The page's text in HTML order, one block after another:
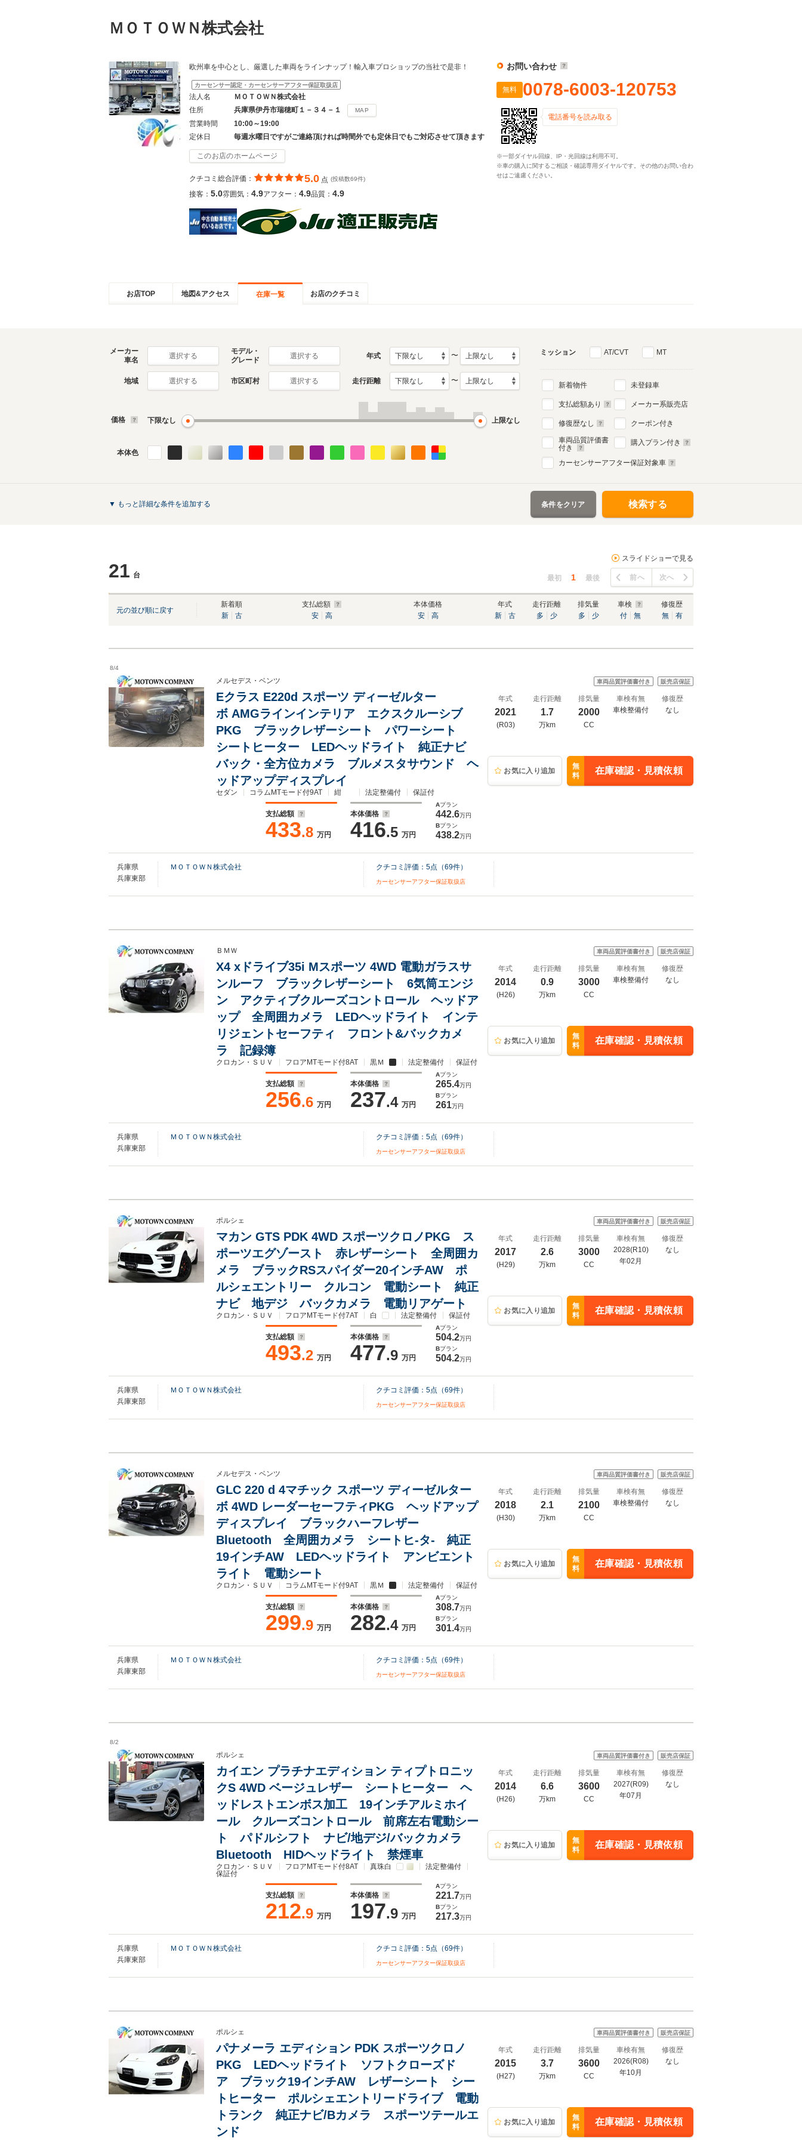
ＭＯＴＯＷＮ株式会社
欧州車を中心とし、厳選した車両をラインナップ！輸入車プロショップの当社で是非！
カーセンサー認定・カーセンサーアフター保証取扱店
法人名
ＭＯＴＯＷＮ株式会社
住所
兵庫県伊丹市瑞穂町１－３４－１ MAP
営業時間
10:00～19:00
定休日
毎週水曜日ですがご連絡頂ければ時間外でも定休日でもご対応させて頂きます
このお店のホームページ
クチコミ総合評価： 5.0 点 (投稿数69件)
接客： 5.0雰囲気： 4.9アフター： 4.9品質： 4.9
お問い合わせ
無料 0078-6003-120753
電話番号を読み取る
※一部ダイヤル回線、IP・光回線は利用不可。
※車の購入に関するご相談・確認専用ダイヤルです。その他のお問い合わ
せはご遠慮ください。
お店TOP 地図&アクセス 在庫一覧 お店のクチコミ
メーカー
車名
選択する
モデル・
グレード
選択する 年式 〜
地域 選択する 市区町村 選択する 走行距離 〜
価格 下限なし 上限なし
本体色
ミッション AT/CVT MT
新着物件
支払総額あり
修復歴なし
車両品質評価書
付き
未登録車
メーカー系販売店
クーポン付き
購入プラン付き
カーセンサーアフター保証対象車
▼ もっと詳細な条件を追加する 条件をクリア 検索する
21 台
スライドショーで見る
最初 1 最後 前へ 次へ
元の並び順に戻す
新着順
新
古
支払総額
安
高
本体価格
安
高
年式
新
古
走行距離
多
少
排気量
多
少
車検
付
無
修復歴
無
有
8/4
メルセデス・ベンツ
Eクラス E220d スポーツ ディーゼルター
ボ AMGラインインテリア エクスクルーシブ
PKG ブラックレザーシート パワーシート
シートヒーター LEDヘッドライト 純正ナビ
バック・全方位カメラ ブルメスタサウンド ヘ
ッドアップディスプレイ
セダン コラムMTモード付9AT 紺 法定整備付 保証付
支払総額
433.8 万円
本体価格
416.5 万円
Aプラン
442.6万円
Bプラン
438.2万円
車両品質評価書付き 販売店保証
年式
2021
(R03)
走行距離
1.7
万km
排気量
2000
CC
車検有無
車検整備付
修復歴
なし
お気に入り追加
無
料
在庫確認・見積依頼
兵庫県
兵庫東部
ＭＯＴＯＷＮ株式会社 クチコミ評価： 5点（69件）
カーセンサーアフター保証取扱店
ＢＭＷ
X4 xドライブ35i Mスポーツ 4WD 電動ガラスサ
ンルーフ ブラックレザーシート 6気筒エンジ
ン アクティブクルーズコントロール ヘッドア
ップ 全周囲カメラ LEDヘッドライト インテ
リジェントセーフティ フロント&バックカメ
ラ 記録簿
クロカン・ＳＵＶ フロアMTモード付8AT 黒Ｍ 法定整備付 保証付
支払総額
256.6 万円
本体価格
237.4 万円
Aプラン
265.4万円
Bプラン
261万円
車両品質評価書付き 販売店保証
年式
2014
(H26)
走行距離
0.9
万km
排気量
3000
CC
車検有無
車検整備付
修復歴
なし
お気に入り追加
無
料
在庫確認・見積依頼
兵庫県
兵庫東部
ＭＯＴＯＷＮ株式会社 クチコミ評価： 5点（69件）
カーセンサーアフター保証取扱店
ポルシェ
マカン GTS PDK 4WD スポーツクロノPKG ス
ポーツエグゾースト 赤レザーシート 全周囲カ
メラ ブラックRSスパイダー20インチAW ポ
ルシェエントリー クルコン 電動シート 純正
ナビ 地デジ バックカメラ 電動リアゲート
クロカン・ＳＵＶ フロアMTモード付7AT 白 法定整備付 保証付
支払総額
493.2 万円
本体価格
477.9 万円
Aプラン
504.2万円
Bプラン
504.2万円
車両品質評価書付き 販売店保証
年式
2017
(H29)
走行距離
2.6
万km
排気量
3000
CC
車検有無
2028(R10)
年02月
修復歴
なし
お気に入り追加
無
料
在庫確認・見積依頼
兵庫県
兵庫東部
ＭＯＴＯＷＮ株式会社 クチコミ評価： 5点（69件）
カーセンサーアフター保証取扱店
メルセデス・ベンツ
GLC 220 d 4マチック スポーツ ディーゼルター
ボ 4WD レーダーセーフティPKG ヘッドアップ
ディスプレイ ブラックハーフレザー
Bluetooth 全周囲カメラ シートヒ-タ- 純正
19インチAW LEDヘッドライト アンビエント
ライト 電動シート
クロカン・ＳＵＶ コラムMTモード付9AT 黒Ｍ 法定整備付 保証付
支払総額
299.9 万円
本体価格
282.4 万円
Aプラン
308.7万円
Bプラン
301.4万円
車両品質評価書付き 販売店保証
年式
2018
(H30)
走行距離
2.1
万km
排気量
2100
CC
車検有無
車検整備付
修復歴
なし
お気に入り追加
無
料
在庫確認・見積依頼
兵庫県
兵庫東部
ＭＯＴＯＷＮ株式会社 クチコミ評価： 5点（69件）
カーセンサーアフター保証取扱店
8/2
ポルシェ
カイエン プラチナエディション ティプトロニッ
クS 4WD ベージュレザー シートヒーター ヘ
ッドレストエンボス加工 19インチアルミホイ
ール クルーズコントロール 前席左右電動シー
ト パドルシフト ナビ/地デジ/バックカメラ
Bluetooth HIDヘッドライト 禁煙車
クロカン・ＳＵＶ フロアMTモード付8AT 真珠白
法定整備付
保証付
支払総額
212.9 万円
本体価格
197.9 万円
Aプラン
221.7万円
Bプラン
217.3万円
車両品質評価書付き 販売店保証
年式
2014
(H26)
走行距離
6.6
万km
排気量
3600
CC
車検有無
2027(R09)
年07月
修復歴
なし
お気に入り追加
無
料
在庫確認・見積依頼
兵庫県
兵庫東部
ＭＯＴＯＷＮ株式会社 クチコミ評価： 5点（69件）
カーセンサーアフター保証取扱店
ポルシェ
パナメーラ エディション PDK スポーツクロノ
PKG LEDヘッドライト ソフトクローズド
ア ブラック19インチAW レザーシート シー
トヒーター ポルシェエントリードライブ 電動
トランク 純正ナビ/Bカメラ スポーツテールエ
ンド
車両品質評価書付き 販売店保証
年式
2015
(H27)
走行距離
3.7
万km
排気量
3600
CC
車検有無
2026(R08)
年10月
修復歴
なし
お気に入り追加
無
料
在庫確認・見積依頼